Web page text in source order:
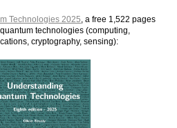
Technologies 2025 , a free 1,522 pages
technologies (computing,
cryptography, sensing):